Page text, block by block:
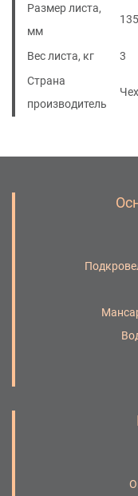
Размер листа,
мм
Вес листа, кг
3
Страна
производитель